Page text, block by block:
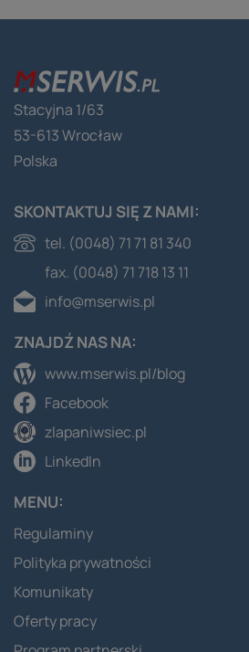
MENU:
Regulaminy
Polityka prywatności
Komunikaty
Oferty pracy
ZNAJDŹ NAS NA:
www.mserwis.pl/blog
Facebook
zlapaniwsiec.pl
LinkedIn
SKONTAKTUJ SIĘ Z NAMI:
tel. (0048) 71 71 81 340
fax. (0048) 71 718 13 11
info@mserwis.pl
Stacyjna 1/63
53-613 Wrocław
Polska